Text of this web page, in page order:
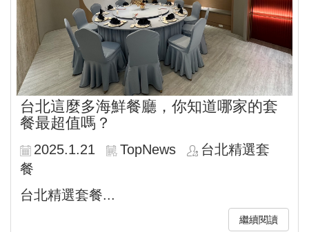
台北這麼多海鮮餐廳，你知道哪家的套
餐最超值嗎？
2025.1.21 TopNews
台北精選套
餐
台北精選套餐...
繼續閱讀